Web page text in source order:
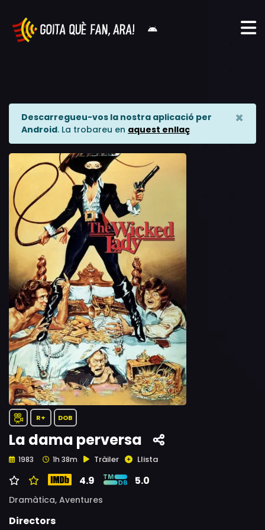
Descarregueu-vos la nostra aplicació per
Android. La trobareu en aquest enllaç
×
R+ DOB
La dama perversa
1983 1h 38m Tràiler Llista
4.9 5.0
Dramàtica, Aventures
Directors